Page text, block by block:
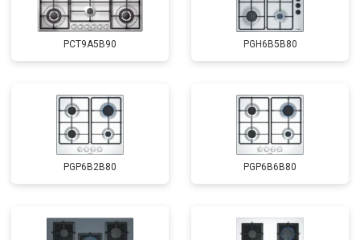
PCT9A5B90 PGH6B5B80
PGP6B2B80 PGP6B6B80